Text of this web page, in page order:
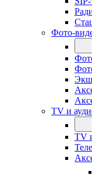
Фото-
TV и
TV